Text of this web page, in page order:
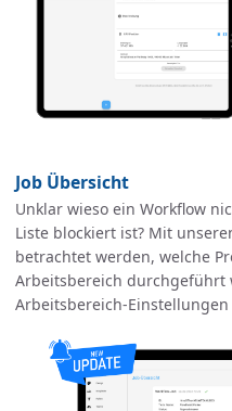
Job Übersicht
Unklar wieso ein Workflow
Liste blockiert ist? Mit
betrachtet werden, welche
Arbeitsbereich durchgeführt
Arbeitsbereich-